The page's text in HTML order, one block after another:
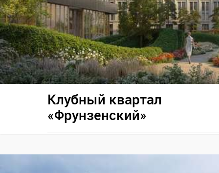
Клубный квартал
«Фрунзенский»